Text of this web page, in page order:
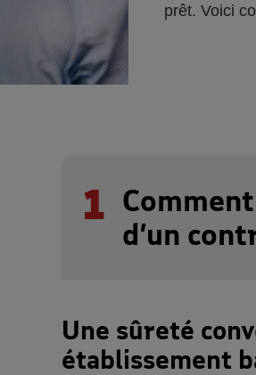
prêt. Voici
1
d’un
Une sûreté
établissement